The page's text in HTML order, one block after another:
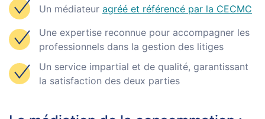
Un médiateur agréé et référencé par la CECMC
Une expertise reconnue pour accompagner les
professionnels dans la gestion des litiges
Un service impartial et de qualité, garantissant
la satisfaction des deux parties